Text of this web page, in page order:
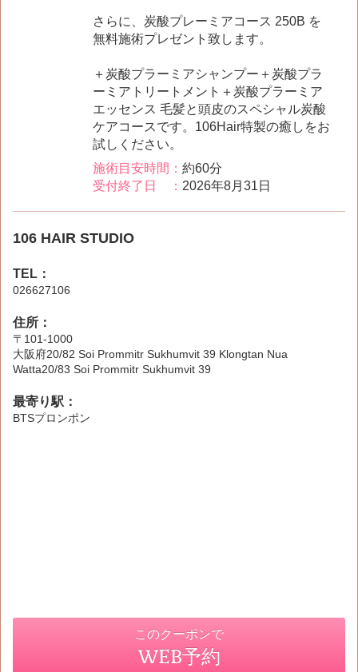
さらに、炭酸プレーミアコース 250B を
無料施術プレゼント致します。
＋炭酸プラーミアシャンプー＋炭酸プラ
ーミアトリートメント＋炭酸プラーミア
エッセンス 毛髪と頭皮のスペシャル炭酸
ケアコースです。106Hair特製の癒しをお
試しください。
施術目安時間： 約60分
受付終了日 ： 2026年8月31日
106 HAIR STUDIO
TEL：
026627106
住所：
〒101-1000
大阪府20/82 Soi Prommitr Sukhumvit 39 Klongtan Nua
Watta20/83 Soi Prommitr Sukhumvit 39
最寄り駅：
BTSプロンポン
このクーポンで
WEB予約